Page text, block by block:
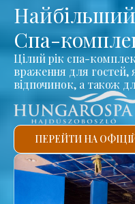
Спа-
Цілий рік спа-
враження для гостей,
відпочинок, а також
ПЕРЕЙТИ НА